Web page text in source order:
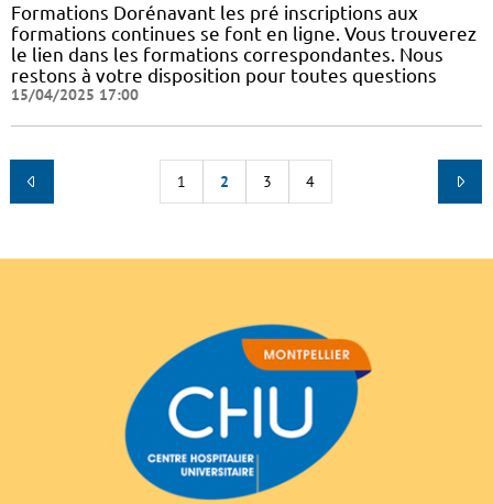
Formations Dorénavant les pré inscriptions aux
formations continues se font en ligne. Vous trouverez
le lien dans les formations correspondantes. Nous
restons à votre disposition pour toutes questions
15/04/2025 17:00
1 2 3 4